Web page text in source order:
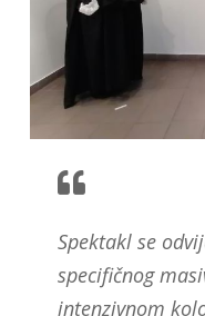
Spektakl se
specifičnog
intenzivnom